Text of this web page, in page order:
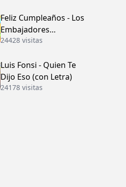
Feliz Cumpleaños - Los
Embajadores
Vallenatos (con Letra)
24428 visitas
Luis Fonsi - Quien Te
Dijo Eso (con Letra)
24178 visitas